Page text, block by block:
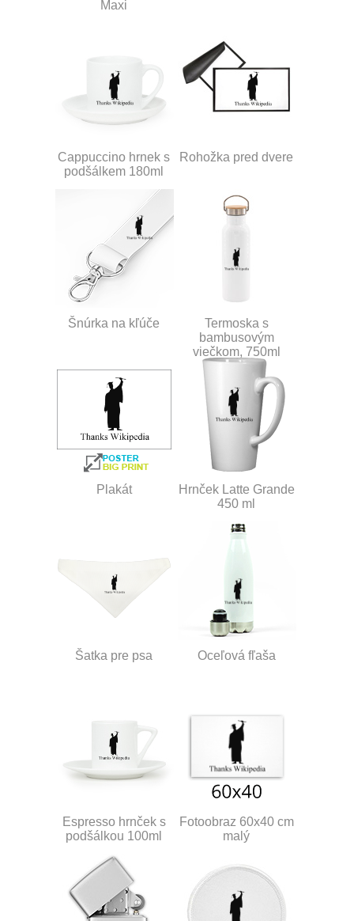
Maxi
Cappuccino hrnek s
podšálkem 180ml
Rohožka pred dvere
Šnúrka na kľúče
Termoska s
bambusovým
viečkom, 750ml
Plakát
Hrnček Latte Grande
450 ml
Šatka pre psa Oceľová fľaša
Espresso hrnček s
podšálkou 100ml
Fotoobraz 60x40 cm
malý